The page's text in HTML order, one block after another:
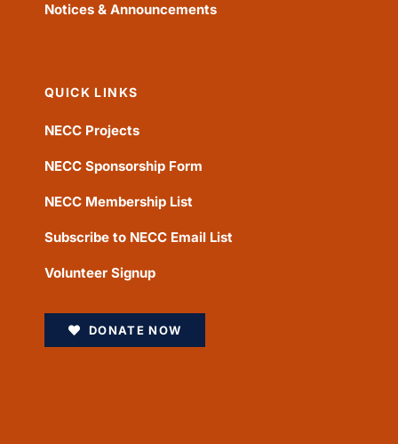
Notices & Announcements
QUICK LINKS
NECC Projects
NECC Sponsorship Form
NECC Membership List
Subscribe to NECC Email List
Volunteer Signup
DONATE NOW